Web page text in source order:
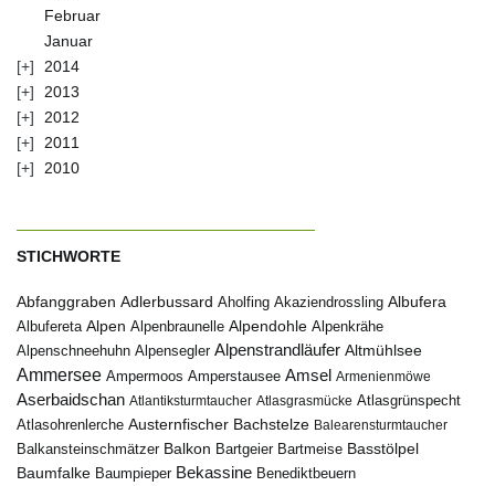
Februar
Januar
2014
2013
2012
2011
2010
STICHWORTE
Abfanggraben Adlerbussard Aholfing Akaziendrossling Albufera
Albufereta Alpen Alpenbraunelle Alpendohle Alpenkrähe
Alpenschneehuhn Alpensegler Alpenstrandläufer Altmühlsee
Ammersee Ampermoos Amperstausee Amsel Armenienmöwe
Aserbaidschan Atlantiksturmtaucher Atlasgrasmücke Atlasgrünspecht
Atlasohrenlerche Austernfischer Bachstelze Balearensturmtaucher
Balkansteinschmätzer Balkon Bartgeier Bartmeise Basstölpel
Baumfalke Baumpieper Bekassine Benediktbeuern